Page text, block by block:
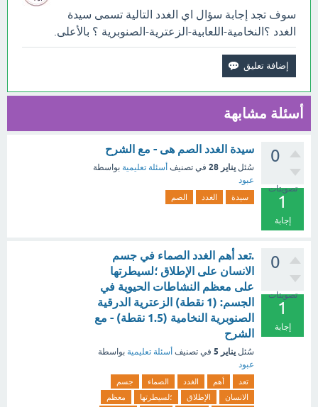
سوف تجد إجابة سؤال اي الغدد التالية تسمى سيدة
الغدد ؟النخامية-اللعابية-الزعترية-الصنوبرية ؟ بالأعلى.
أسئلة مشابهة
0
تصويتات
1
إجابة
سيدة الغدد الصم هى - مع الشرح
سُئل يناير 28 في تصنيف أسئلة تعليمية بواسطة
عبود
سيدة الغدد الصم
0
تصويتات
1
إجابة
.تعد أهم الغدد الصماء في جسم
الانسان على الإطلاق ؛لسيطرتها
على معظم النشاطات الحيوية في
الجسم: (1 نقطة) الزعترية الدرقية
الصنوبرية النخامية (1.5 نقطة) - مع
الشرح
سُئل يناير 5 في تصنيف أسئلة تعليمية بواسطة
عبود
تعد أهم الغدد الصماء
جسم
الانسان
الإطلاق ؛لسيطرتها
معظم